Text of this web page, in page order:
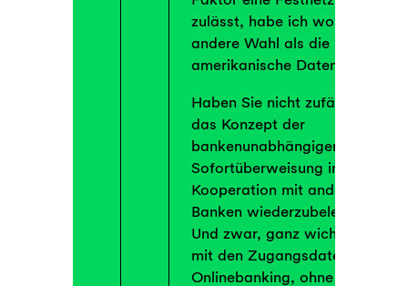
zulässt, habe ich wohl keine
andere Wahl als die
amerikanische Datenkrake.
Haben Sie nicht zufällig vor,
das Konzept der
bankenunabhängigen
Sofortüberweisung in
Kooperation mit anderen
Banken wiederzubeleben.
Und zwar, ganz wichtig, nur
mit den Zugangsdaten zum
Onlinebanking, ohne